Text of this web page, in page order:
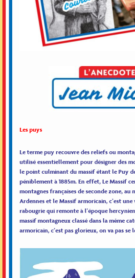
Les puys
Le terme puy recouvre des reliefs ou
utilisé essentiellement pour désigner des
le point culminant du massif étant le Puy
péniblement à 1885m. En effet, Le Massif
montagnes françaises de seconde zone, au
Ardennes et le Massif armoricain, c’est
rabougrie qui remonte à l’époque
massif montagneux classé dans la même
armoricain, c’est pas glorieux, on va pas se